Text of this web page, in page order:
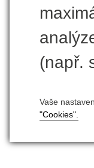
(např.
Vaše
"Cookies".